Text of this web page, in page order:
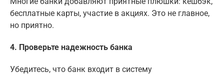
бесплатные карты, участие в акциях. Это не главное,
но приятно.
4. Проверьте надежность банка
Убедитесь, что банк входит в систему